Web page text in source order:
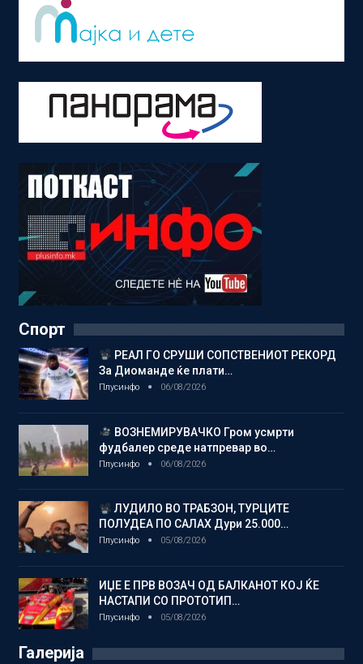
Спорт
РЕАЛ ГО СРУШИ СОПСТВЕНИОТ РЕКОРД
За Диоманде ќе плати…
Плусинфо 06/08/2026
ВОЗНЕМИРУВАЧКО Гром усмрти
фудбалер среде натпревар во…
Плусинфо 06/08/2026
ЛУДИЛО ВО ТРАБЗОН, ТУРЦИТЕ
ПОЛУДЕА ПО САЛАХ Дури 25.000…
Плусинфо 05/08/2026
ИЏЕ Е ПРВ ВОЗАЧ ОД БАЛКАНОТ КОЈ ЌЕ
НАСТАПИ СО ПРОТОТИП…
Плусинфо 05/08/2026
Галерија